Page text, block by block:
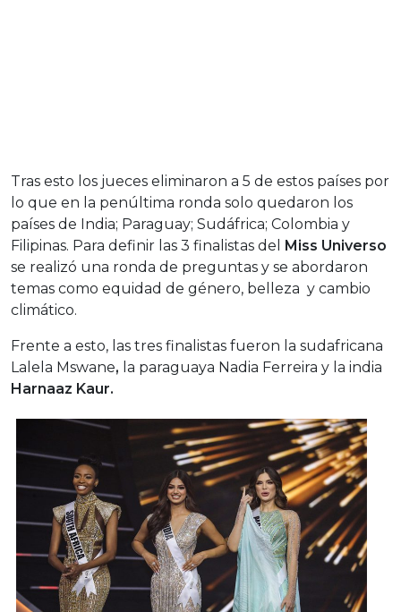
Tras esto los jueces eliminaron a 5 de estos países por
lo que en la penúltima ronda solo quedaron los
países de India; Paraguay; Sudáfrica; Colombia y
Filipinas. Para definir las 3 finalistas del
Miss Universo
se realizó una ronda de preguntas y se abordaron
temas como equidad de género, belleza y cambio
climático.
Frente a esto, las tres finalistas fueron la sudafricana
Lalela Mswane, la paraguaya Nadia Ferreira y la india
Harnaaz Kaur.